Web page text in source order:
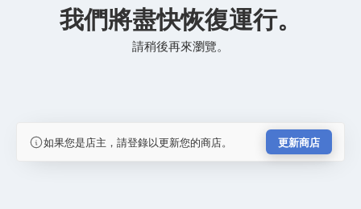
我們將盡快恢復運行。
請稍後再來瀏覽。
如果您是店主，請登錄以更新您的商店。 更新商店